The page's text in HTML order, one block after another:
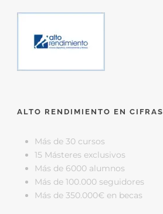
ALTO RENDIMIENTO EN CIFRAS
Más de 30 cursos
15 Másteres exclusivos
Más de 6000 alumnos
Más de 100.000 seguidores
Más de 350.000€ en becas